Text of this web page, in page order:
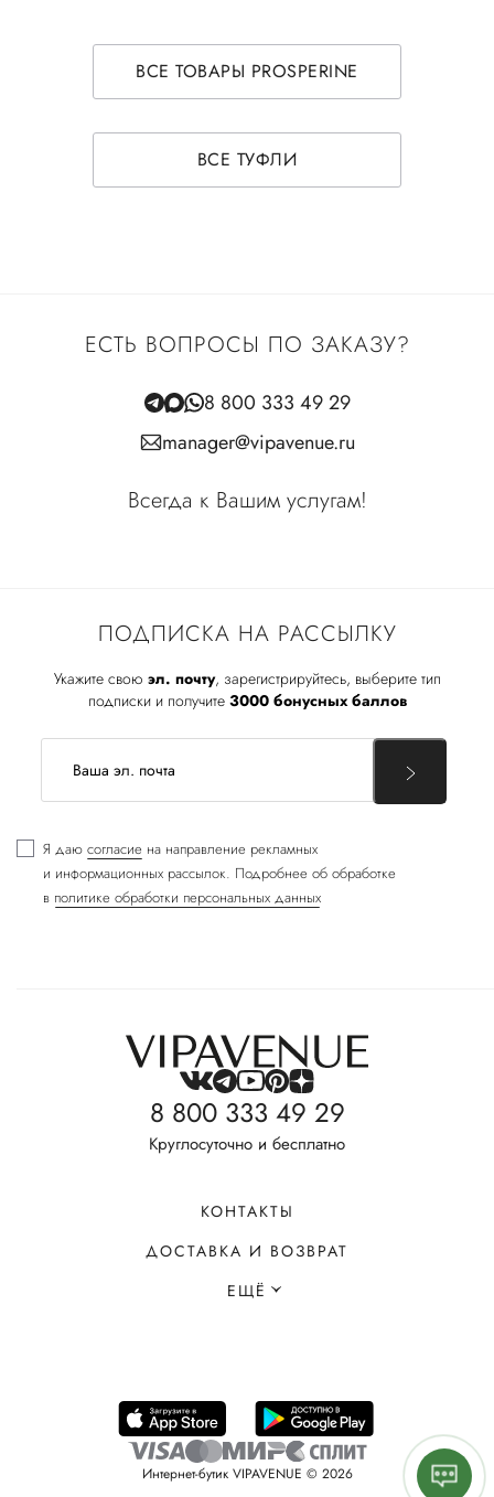
ВСЕ ТОВАРЫ PROSPERINE
ВСЕ ТУФЛИ
ПОДПИСКА НА РАССЫЛКУ
Укажите свою эл. почту, зарегистрируйтесь, выберите тип
подписки и получите 3000 бонусных баллов
Я даю согласие на направление рекламных
и информационных рассылок. Подробнее об обработке
в политике обработки персональных данных
ЕСТЬ ВОПРОСЫ ПО ЗАКАЗУ?
8 800 333 49 29
manager@vipavenue.ru
Всегда к Вашим услугам!
8 800 333 49 29
Круглосуточно и бесплатно
КОНТАКТЫ
ДОСТАВКА И ВОЗВРАТ
ЕЩЁ
Интернет-бутик VIPAVENUE © 2026